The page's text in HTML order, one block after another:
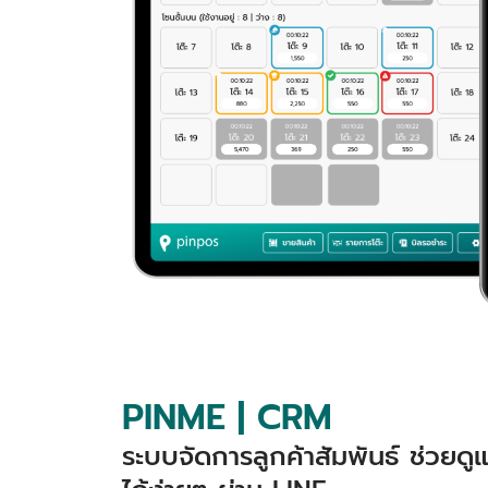
PINME | CRM
ระบบจัดการลูกค้าสัมพันธ์ ช่วย